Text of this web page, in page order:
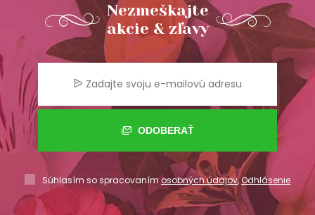
Nezmeškajte
akcie & zľavy
ODOBERAŤ
Súhlasím so spracovaním osobných údajov,Odhlásenie